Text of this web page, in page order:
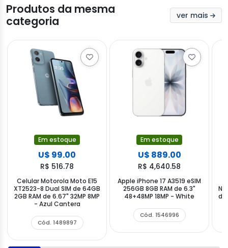
Produtos da mesma
categoria
ver mais
Em estoque
U$ 99.00
R$ 516.78
Celular Motorola Moto E15
XT2523-8 Dual SIM de 64GB
2GB RAM de 6.67" 32MP 8MP
- Azul Cantera
Cód. 1489897
Em estoque
U$ 889.00
R$ 4,640.58
Apple iPhone 17 A3519 eSIM
256GB 8GB RAM de 6.3"
48+48MP 18MP - White
Cód. 1546996
de